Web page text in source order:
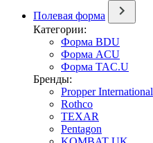
Полевая форма
Категории:
Форма BDU
Форма ACU
Форма TAC.U
Бренды:
Propper International
Rothco
TEXAR
Pentagon